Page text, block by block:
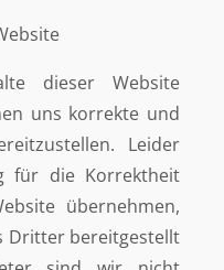
dieser Website
uns korrekte und
Leider
für die Korrektheit
übernehmen,
Dritter bereitgestellt